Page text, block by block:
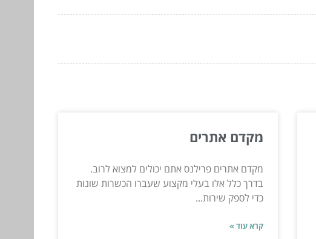
מקדם אתרים
מקדם אתרים פרילנס אתם יכולים למצוא לרוב.
בדרך כלל אלו בעלי מקצוע שעברו הכשרות שונות
כדי לספק שירות...
קרא עוד »